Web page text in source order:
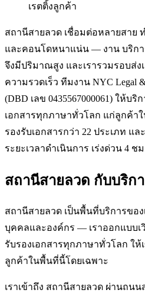
เรตติ้งลูกค้า
สถานีสายลวด เชื่อมต่อหลายสาย
และคอนโดหนาแน่น — งาน บริก
จึงมีปริมาณสูง และเรารวมรอบส่ง
ความรวดเร็ว ทีมงาน NYC Legal &
(DBD เลข 0435567000061) ให้บ
เอกสารทุกภาษาทั่วโลก แก่ลูกค้า
รองรับเอกสารกว่า 22 ประเภท แล
ระยะเวลาดำเนินการ เร่งด่วน 4 ช
สถานีสายลวด กับบริก
สถานีสายลวด เป็นพื้นที่บริการขอ
บุคคลและองค์กร — เราออกแบบเ
รับรองเอกสารทุกภาษาทั่วโลก ใ
ลูกค้าในพื้นที่นี้โดยเฉพาะ
เราเข้าถึง สถานีสายลวด ผ่านถน